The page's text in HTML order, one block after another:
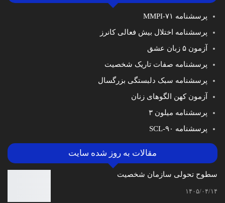
پرسشنامه MMPI-۷۱
پرسشنامه اختلال بیش فعالی کانرز
آزمون ۵ زبان عشق
پرسشنامه صفات تاریک شخصیت
پرسشنامه سبک دلبستگی بزرگسال
آزمون کهن الگوهای زنان
پرسشنامه میلون ۳
پرسشنامه SCL-۹۰
مقالات به روز شده سایت
سطوح تحولی سازمان‌ شخصیت
۱۴۰۵/۰۴/۱۴